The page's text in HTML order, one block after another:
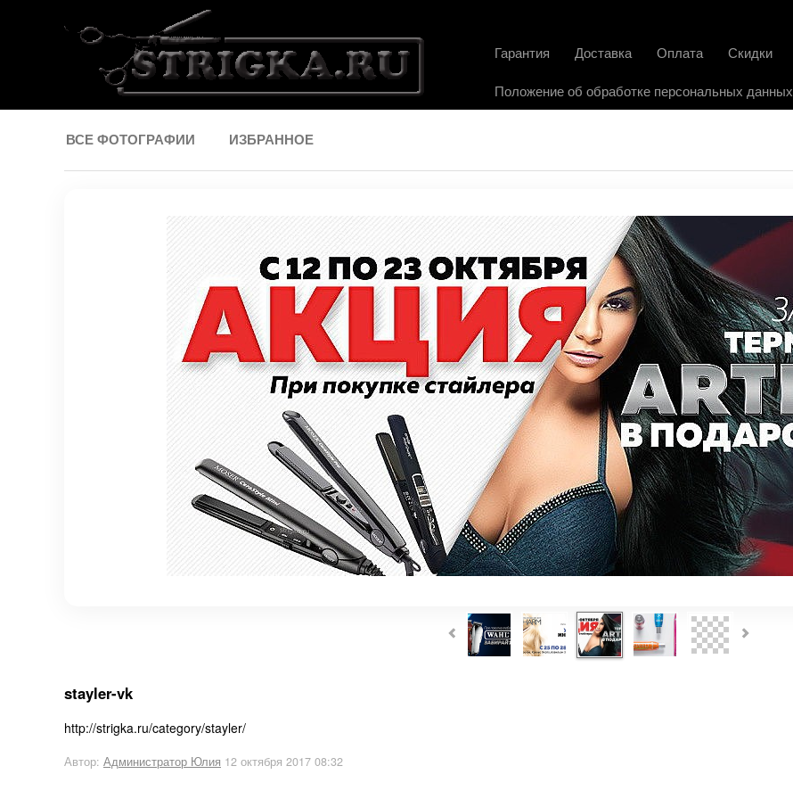
Гарантия Доставка Оплата Скидки
Положение об обработке персональных данных
ВСЕ ФОТОГРАФИИ ИЗБРАННОЕ
stayler-vk
http://strigka.ru/category/stayler/
Автор: Администратор Юлия 12 октября 2017 08:32